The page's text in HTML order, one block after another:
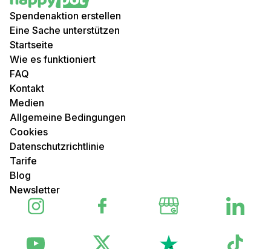
Spendenaktion erstellen
Eine Sache unterstützen
Startseite
Wie es funktioniert
FAQ
Kontakt
Medien
Allgemeine Bedingungen
Cookies
Datenschutzrichtlinie
Tarife
Blog
Newsletter